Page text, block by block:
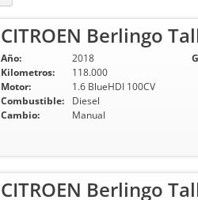
CITROEN Berlingo
Año:
2018
Kilometros:
118.000
Motor:
1.6 BlueHDI 100CV
Combustible:
Diesel
Cambio:
Manual
CITROEN Berlingo